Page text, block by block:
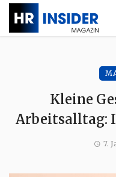
Kleine
Arbeitsalltag:
7.